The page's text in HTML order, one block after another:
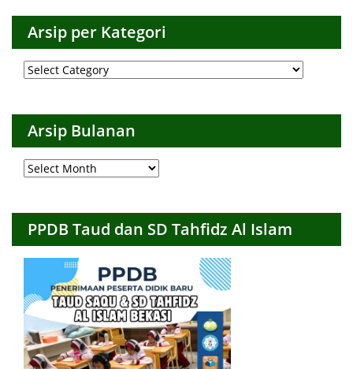
Arsip per Kategori
Arsip
per
Arsip Bulanan
Arsip
Bulanan
PPDB Taud dan SD Tahfidz Al Islam